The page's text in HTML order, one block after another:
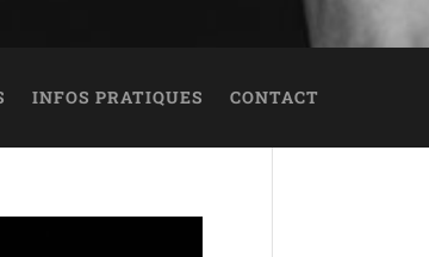
INFOS PRATIQUES CONTACT